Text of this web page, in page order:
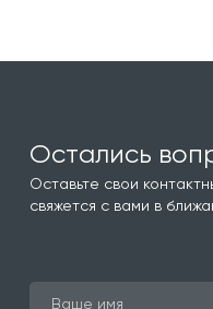
Остались
Оставьте свои
свяжется с вами в